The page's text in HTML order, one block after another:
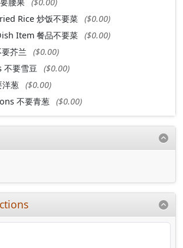
腰果 ($0.00)
Rice 炒饭不要菜 ($0.00)
Item 餐品不要菜 ($0.00)
芥兰
($0.00)
不要雪豆 ($0.00)
葱 ($0.00)
不要青葱 ($0.00)